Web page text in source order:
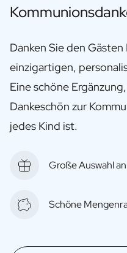
Danken Sie den
einzigartigen,
Eine schöne
Dankeschön zur
jedes Kind ist.
Große Auswahl
Schöne